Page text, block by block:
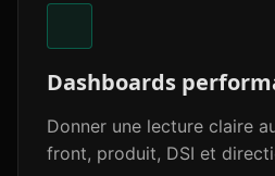
Dashboards
Donner une lecture claire
front, produit, DSI et